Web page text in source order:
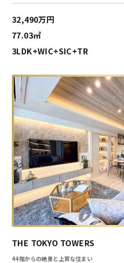
32,490万円
77.03㎡
3LDK+WIC+SIC+TR
THE TOKYO TOWERS
44階からの絶景と上質な住まい